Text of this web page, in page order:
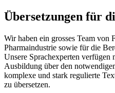
Übersetzungen für
Wir haben ein grosses Team von
Pharmaindustrie sowie für die
Unsere Sprachexperten verfügen
Ausbildung über den
komplexe und stark regulierte
zu übersetzen.